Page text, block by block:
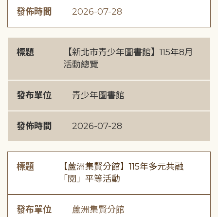
發佈時間 2026-07-28
標題
【新北市青少年圖書館】115年8月
活動總覽
發布單位 青少年圖書館
發佈時間 2026-07-28
標題
【蘆洲集賢分館】115年多元共融
「閱」平等活動
發布單位 蘆洲集賢分館